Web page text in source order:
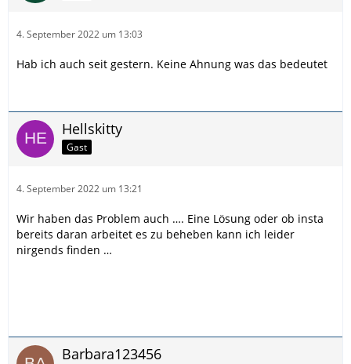
4. September 2022 um 13:03
Hab ich auch seit gestern. Keine Ahnung was das bedeutet
Hellskitty
Gast
4. September 2022 um 13:21
Wir haben das Problem auch …. Eine Lösung oder ob insta
bereits daran arbeitet es zu beheben kann ich leider
nirgends finden …
Barbara123456